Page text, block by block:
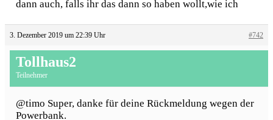
dann auch, falls ihr das dann so haben wollt,wie ich
3. Dezember 2019 um 22:39 Uhr #742
Tollhaus2
Teilnehmer
@timo Super, danke für deine Rückmeldung wegen der
Powerbank.